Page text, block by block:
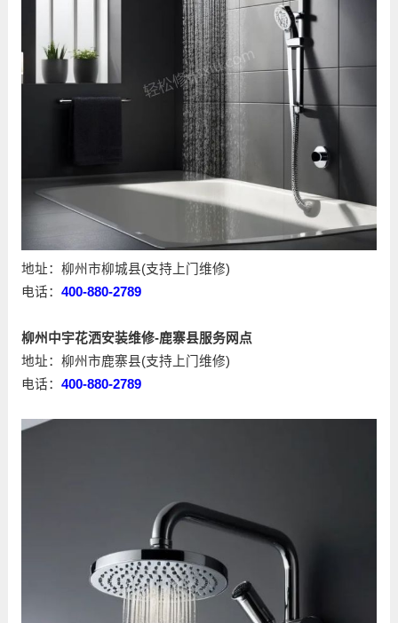
地址：柳州市柳城县(支持上门维修)
电话： 400-880-2789
柳州中宇花洒安装维修-鹿寨县服务网点
地址：柳州市鹿寨县(支持上门维修)
电话： 400-880-2789